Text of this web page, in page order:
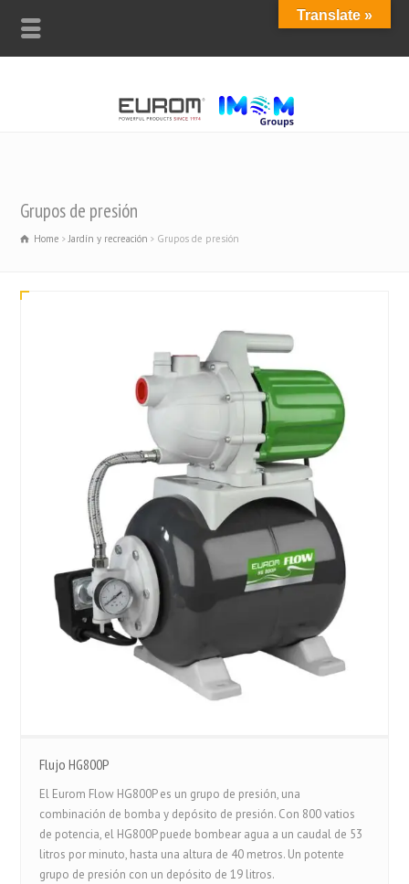
Grupos de presión
Home Jardín y recreación Grupos de presión
Flujo HG800P
El Eurom Flow HG800P es un grupo de presión, una
combinación de bomba y depósito de presión. Con 800 vatios
de potencia, el HG800P puede bombear agua a un caudal de 53
litros por minuto, hasta una altura de 40 metros. Un potente
grupo de presión con un depósito de 19 litros.
Translate »